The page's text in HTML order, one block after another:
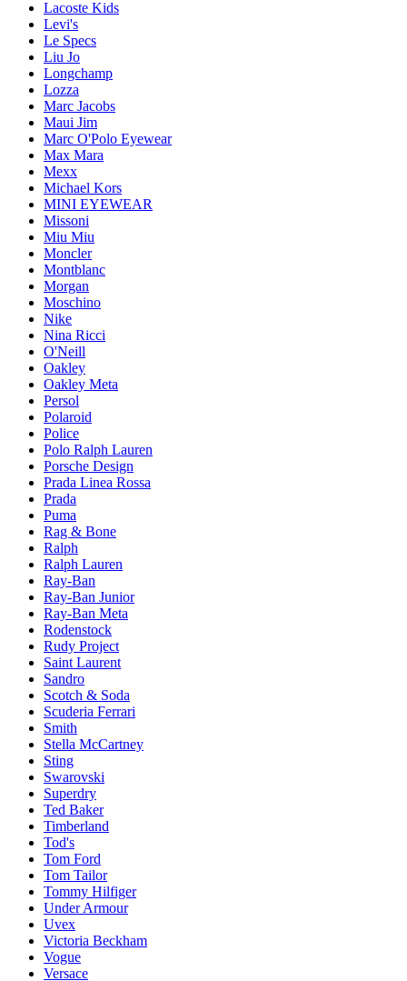
Lacoste Kids
Levi's
Le Specs
Liu Jo
Longchamp
Lozza
Marc Jacobs
Maui Jim
Marc O'Polo Eyewear
Max Mara
Mexx
Michael Kors
MINI EYEWEAR
Missoni
Miu Miu
Moncler
Montblanc
Morgan
Moschino
Nike
Nina Ricci
O'Neill
Oakley
Oakley Meta
Persol
Polaroid
Police
Polo Ralph Lauren
Porsche Design
Prada Linea Rossa
Prada
Puma
Rag & Bone
Ralph
Ralph Lauren
Ray-Ban
Ray-Ban Junior
Ray-Ban Meta
Rodenstock
Rudy Project
Saint Laurent
Sandro
Scotch & Soda
Scuderia Ferrari
Smith
Stella McCartney
Sting
Swarovski
Superdry
Ted Baker
Timberland
Tod's
Tom Ford
Tom Tailor
Tommy Hilfiger
Under Armour
Uvex
Victoria Beckham
Vogue
Versace